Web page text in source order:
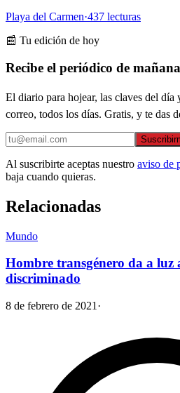
Playa del Carmen·437 lecturas
📰 Tu edición de hoy
Recibe el periódico de
El diario para hojear, las claves del
correo, todos los días. Gratis, y te das
Al suscribirte aceptas nuestro aviso de
baja cuando quieras.
Relacionadas
Mundo
Hombre transgénero da a luz
discriminado
8 de febrero de 2021 ·